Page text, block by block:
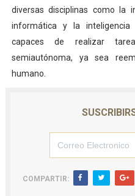
diversas disciplinas como la
informática y la
capaces de realizar
semiautónoma, ya sea
humano.
COMPARTIR: